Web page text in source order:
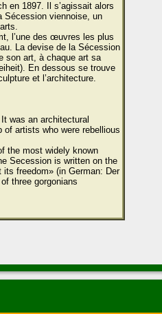
en 1897. Il s’agissait alors
Sécession viennoise, un
l’une des œuvres les plus
La devise de la Sécession
son art, à chaque art sa
En dessous se trouve
et l’architecture.
was an architectural
artists who were rebellious
the most widely known
Secession is written on the
freedom» (in German: Der
three gorgonians